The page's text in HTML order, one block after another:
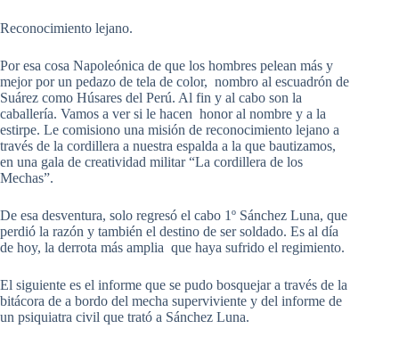
Reconocimiento lejano.
Por esa cosa Napoleónica de que los hombres pelean más y
mejor por un pedazo de tela de color, nombro al escuadrón de
Suárez como Húsares del Perú. Al fin y al cabo son la
caballería. Vamos a ver si le hacen honor al nombre y a la
estirpe. Le comisiono una misión de reconocimiento lejano a
través de la cordillera a nuestra espalda a la que bautizamos,
en una gala de creatividad militar “La cordillera de los
Mechas”.
De esa desventura, solo regresó el cabo 1º Sánchez Luna, que
perdió la razón y también el destino de ser soldado. Es al día
de hoy, la derrota más amplia que haya sufrido el regimiento.
El siguiente es el informe que se pudo bosquejar a través de la
bitácora de a bordo del mecha superviviente y del informe de
un psiquiatra civil que trató a Sánchez Luna.